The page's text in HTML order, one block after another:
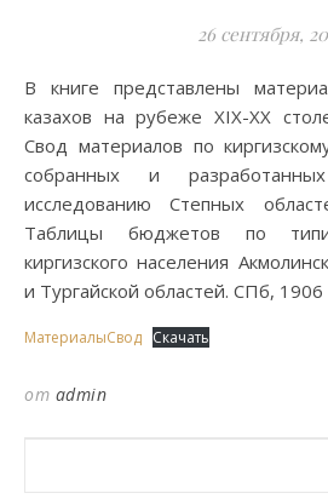
26 сентября,
В книге представлены материалы по экономике у
казахов на рубеже XIX-XX
Свод материалов по
собранных и
исследованию Степных
Таблицы бюджетов по
киргизского населения
и Тургайской областей. СПб, 1906
МатериалыСвод Скачать
от admin